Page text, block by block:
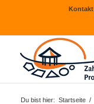
Kontakt
Du bist hier: Startseite /